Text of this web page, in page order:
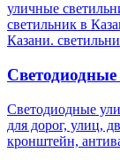
уличные
светильник в
Казани.
Светодиодные
для дорог, улиц,
кронштейн,